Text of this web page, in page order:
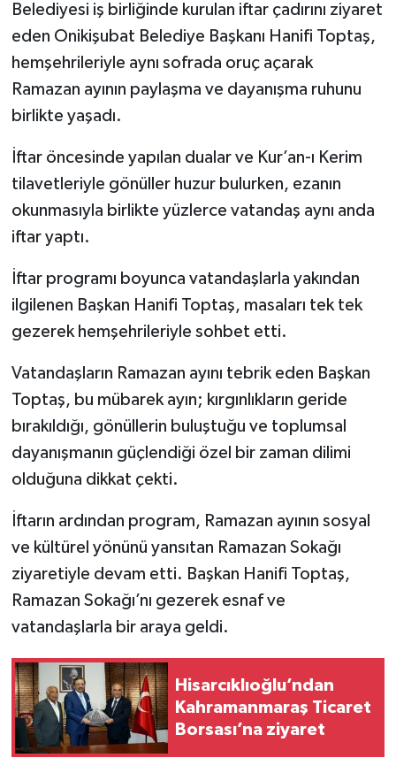
Belediyesi iş birliğinde kurulan iftar çadırını ziyaret
eden Onikişubat Belediye Başkanı Hanifi Toptaş,
hemşehrileriyle aynı sofrada oruç açarak
Ramazan ayının paylaşma ve dayanışma ruhunu
birlikte yaşadı.
İftar öncesinde yapılan dualar ve Kur’an-ı Kerim
tilavetleriyle gönüller huzur bulurken, ezanın
okunmasıyla birlikte yüzlerce vatandaş aynı anda
iftar yaptı.
İftar programı boyunca vatandaşlarla yakından
ilgilenen Başkan Hanifi Toptaş, masaları tek tek
gezerek hemşehrileriyle sohbet etti.
Vatandaşların Ramazan ayını tebrik eden Başkan
Toptaş, bu mübarek ayın; kırgınlıkların geride
bırakıldığı, gönüllerin buluştuğu ve toplumsal
dayanışmanın güçlendiği özel bir zaman dilimi
olduğuna dikkat çekti.
İftarın ardından program, Ramazan ayının sosyal
ve kültürel yönünü yansıtan Ramazan Sokağı
ziyaretiyle devam etti. Başkan Hanifi Toptaş,
Ramazan Sokağı’nı gezerek esnaf ve
vatandaşlarla bir araya geldi.
Hisarcıklıoğlu’ndan
Kahramanmaraş Ticaret
Borsası’na ziyaret